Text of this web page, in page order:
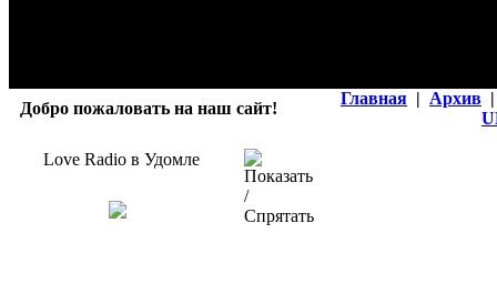
Добро пожаловать на наш сайт!
Главная | Архив |
Love Radio в Удомле